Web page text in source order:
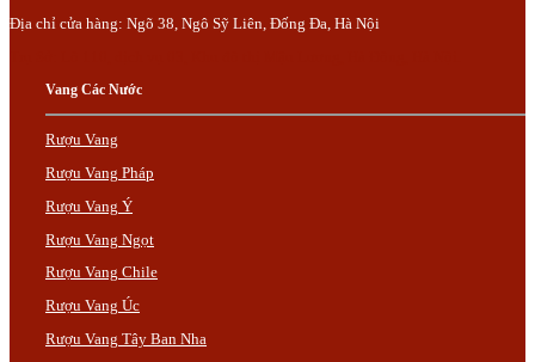
Địa chỉ cửa hàng: Ngõ 38, Ngô Sỹ Liên, Đống Đa, Hà Nội
Vang Các Nước
Rượu Vang
Rượu Vang Pháp
Rượu Vang Ý
Rượu Vang Ngọt
Rượu Vang Chile
Rượu Vang Úc
Rượu Vang Tây Ban Nha